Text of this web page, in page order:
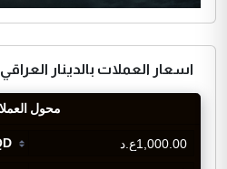
اسعار العملات بالدينار العراقي